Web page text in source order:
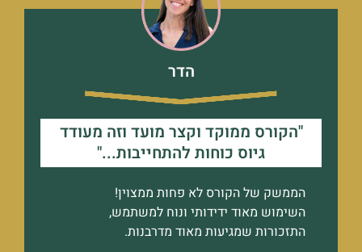
הדר
"הקורס ממוקד וקצר מועד וזה מעודד
גיוס כוחות להתחייבות..."
הממשק של הקורס לא פחות ממצוין!
השימוש מאוד ידידותי ונוח למשתמש,
התזכורות שמגיעות מאוד מדרבנות.